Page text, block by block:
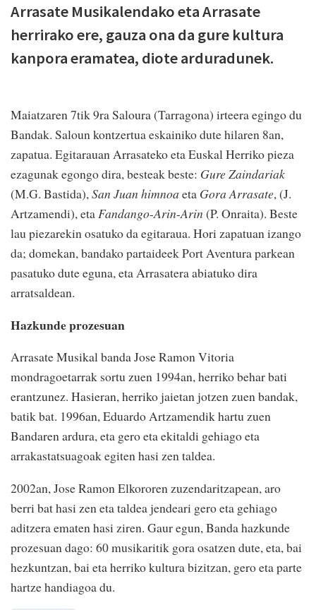
Arrasate Musikalendako eta Arrasate
herrirako ere, gauza ona da gure kultura
kanpora eramatea, diote arduradunek.
Maiatzaren 7tik 9ra Saloura (Tarragona) irteera egingo du
Bandak. Saloun kontzertua eskainiko dute hilaren 8an,
zapatua. Egitarauan Arrasateko eta Euskal Herriko pieza
ezagunak egongo dira, besteak beste: Gure Zaindariak
(M.G. Bastida),San Juan himnoa eta Gora Arrasate, (J.
Artzamendi), etaFandango-Arin-Arin (P. Onraita). Beste
lau piezarekin osatuko da egitaraua. Hori zapatuan izango
da; domekan, bandako partaideek Port Aventura parkean
pasatuko dute eguna, eta Arrasatera abiatuko dira
arratsaldean.
Hazkunde prozesuan
Arrasate Musikal banda Jose Ramon Vitoria
mondragoetarrak sortu zuen 1994an, herriko behar bati
erantzunez. Hasieran, herriko jaietan jotzen zuen bandak,
batik bat. 1996an, Eduardo Artzamendik hartu zuen
Bandaren ardura, eta gero eta ekitaldi gehiago eta
arrakastatsuagoak egiten hasi zen taldea.
2002an, Jose Ramon Elkororen zuzendaritzapean, aro
berri bat hasi zen eta taldea jendeari gero eta gehiago
aditzera ematen hasi ziren. Gaur egun, Banda hazkunde
prozesuan dago: 60 musikaritik gora osatzen dute, eta, bai
hezkuntzan, bai eta herriko kultura bizitzan, gero eta parte
hartze handiagoa du.